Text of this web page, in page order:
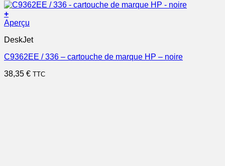
+
Aperçu
DeskJet
C9362EE / 336 – cartouche de marque HP – noire
38,35 € TTC